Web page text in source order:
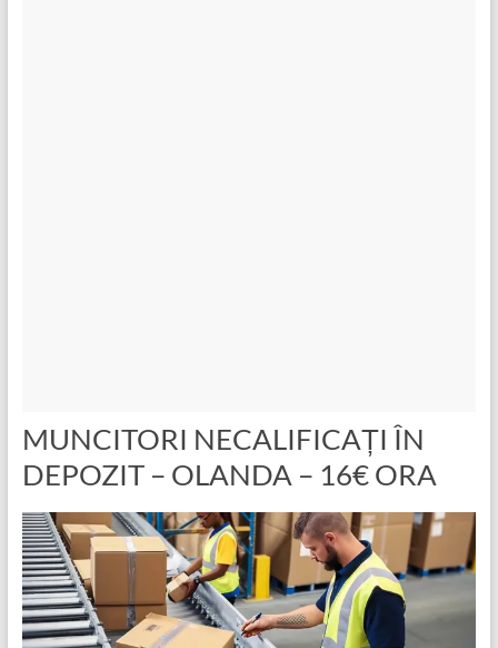
MUNCITORI NECALIFICAȚI ÎN
DEPOZIT – OLANDA – 16€ ORA